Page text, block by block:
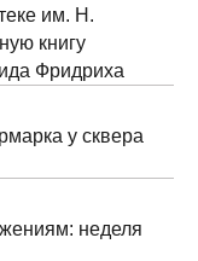
им. Н.
книгу
Фридриха
у сквера
неделя